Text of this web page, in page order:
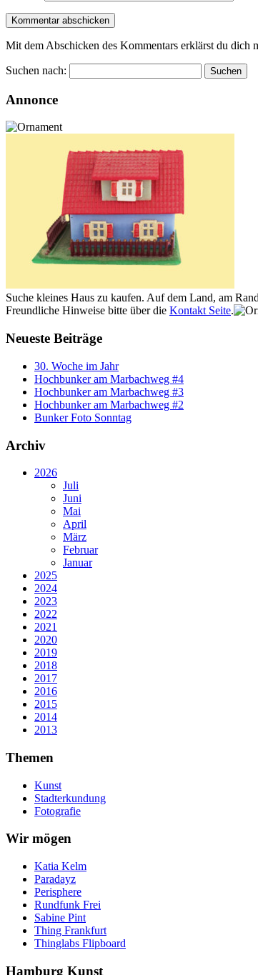
Mit dem Abschicken des Kommentars erklärst du dich
Suchen nach:
Annonce
Suche kleines Haus zu kaufen. Auf dem Land, am
Freundliche Hinweise bitte über die Kontakt Seite.
Neueste Beiträge
30. Woche im Jahr
Hochbunker am Marbachweg #4
Hochbunker am Marbachweg #3
Hochbunker am Marbachweg #2
Bunker Foto Sonntag
Archiv
2026
Juli
Juni
Mai
April
März
Februar
Januar
2025
2024
2023
2022
2021
2020
2019
2018
2017
2016
2015
2014
2013
Themen
Kunst
Stadterkundung
Fotografie
Wir mögen
Katia Kelm
Paradayz
Perisphere
Rundfunk Frei
Sabine Pint
Thing Frankfurt
Thinglabs Flipboard
Hamburg Kunst